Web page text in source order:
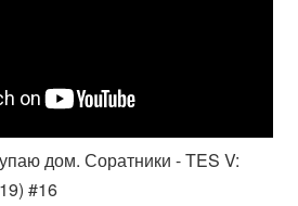
дом. Соратники - TES V:
#16